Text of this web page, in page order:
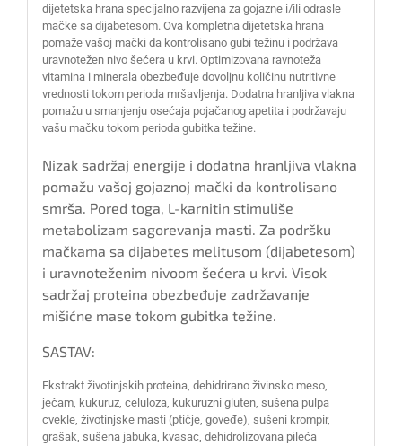
dijetetska hrana specijalno razvijena za gojazne i/ili odrasle
mačke sa dijabetesom. Ova kompletna dijetetska hrana
pomaže vašoj mački da kontrolisano gubi težinu i podržava
uravnotežen nivo šećera u krvi. Optimizovana ravnoteža
vitamina i minerala obezbeđuje dovoljnu količinu nutritivne
vrednosti tokom perioda mršavljenja. Dodatna hranljiva vlakna
pomažu u smanjenju osećaja pojačanog apetita i podržavaju
vašu mačku tokom perioda gubitka težine.
Nizak sadržaj energije i dodatna hranljiva vlakna
pomažu vašoj gojaznoj mački da kontrolisano
smrša. Pored toga, L-karnitin stimuliše
metabolizam sagorevanja masti. Za podršku
mačkama sa dijabetes melitusom (dijabetesom)
i uravnoteženim nivoom šećera u krvi. Visok
sadržaj proteina obezbeđuje zadržavanje
mišićne mase tokom gubitka težine.
SASTAV:
Ekstrakt životinjskih proteina, dehidrirano živinsko meso,
ječam, kukuruz, celuloza, kukuruzni gluten, sušena pulpa
cvekle, životinjske masti (ptičje, goveđe), sušeni krompir,
grašak, sušena jabuka, kvasac, dehidrolizovana pileća